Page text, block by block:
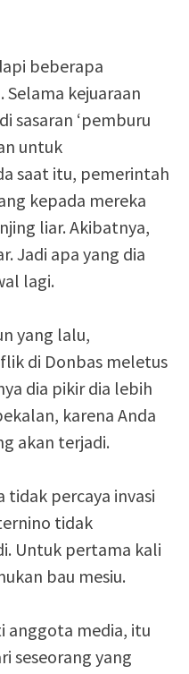
beberapa
kejuaraan
sasaran ‘pemburu
untuk
saat itu, pemerintah
kepada mereka
liar. Akibatnya,
Jadi apa yang dia
lagi.
yang lalu,
di Donbas meletus
dia pikir dia lebih
karena Anda
akan terjadi.
tidak percaya invasi
tidak
Untuk pertama kali
bau mesiu.
anggota media, itu
seseorang yang